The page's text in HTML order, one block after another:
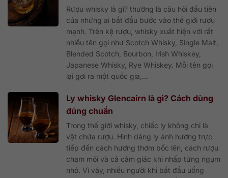
Rượu whisky là gì? thường là câu hỏi đầu tiên
của những ai bắt đầu bước vào thế giới rượu
mạnh. Trên kệ rượu, whisky xuất hiện với rất
nhiều tên gọi như Scotch Whisky, Single Malt,
Blended Scotch, Bourbon, Irish Whiskey,
Japanese Whisky, Rye Whiskey. Mỗi tên gọi
lại gợi ra một quốc gia,...
Ly whisky Glencairn là gì? Cách dùng
đúng chuẩn
Trong thế giới whisky, chiếc ly không chỉ là
vật chứa rượu. Hình dáng ly ảnh hưởng trực
tiếp đến cách hương thơm bốc lên, cách rượu
chạm môi và cả cảm giác khi nhấp từng ngụm
nhỏ. Vì vậy, nhiều người khi bắt đầu uống